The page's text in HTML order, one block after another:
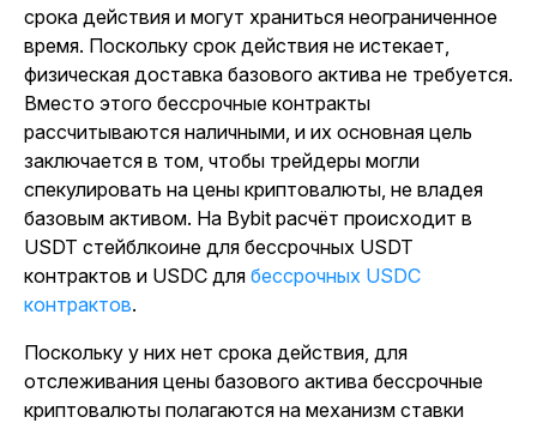
срока действия и могут храниться неограниченное
время. Поскольку срок действия не истекает,
физическая доставка базового актива не требуется.
Вместо этого бессрочные контракты
рассчитываются наличными, и их основная цель
заключается в том, чтобы трейдеры могли
спекулировать на цены криптовалюты, не владея
базовым активом. На Bybit расчёт происходит в
USDT стейблкоине для бессрочных USDT
контрактов и USDC для бессрочных USDC
контрактов.
Поскольку у них нет срока действия, для
отслеживания цены базового актива бессрочные
криптовалюты полагаются на механизм ставки